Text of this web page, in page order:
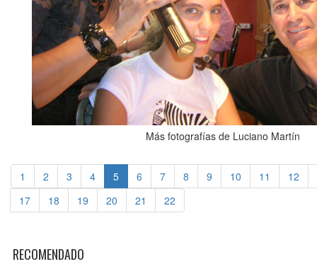
Más fotografías de Luciano Martín
1 2 3 4 5 6 7 8 9 10 11
12
17
18 19 20 21 22
RECOMENDADO